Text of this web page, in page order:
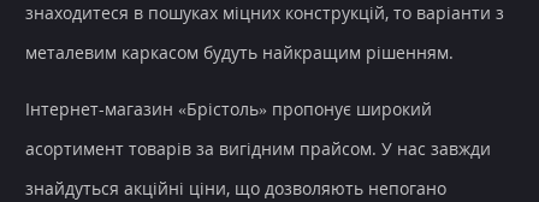
знаходитеся в пошуках міцних конструкцій, то варіанти з
металевим каркасом будуть найкращим рішенням.
Інтернет-магазин «Брістоль» пропонує широкий
асортимент товарів за вигідним прайсом. У нас завжди
знайдуться акційні ціни, що дозволяють непогано